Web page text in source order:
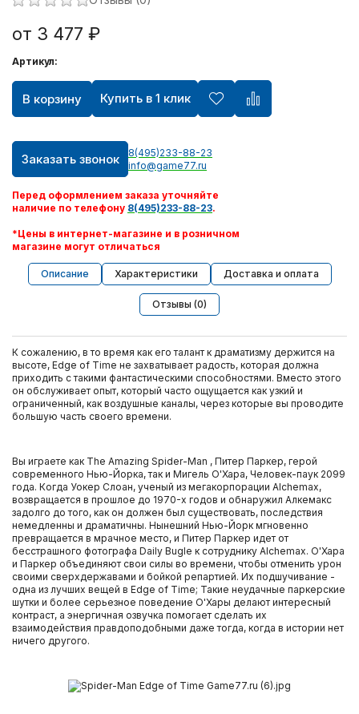
от 3 477 ₽
Артикул:
В корзину Купить в 1 клик
Заказать звонок
8(495)233-88-23
info@game77.ru
Перед оформлением заказа уточняйте
наличие по телефону 8(495)233-88-23.
*Цены в интернет-магазине и в розничном
магазине могут отличаться
Описание Характеристики Доставка и оплата
Отзывы (0)
К сожалению, в то время как его талант к драматизму держится на
высоте, Edge of Time не захватывает радость, которая должна
приходить с такими фантастическими способностями. Вместо этого
он обслуживает опыт, который часто ощущается как узкий и
ограниченный, как воздушные каналы, через которые вы проводите
большую часть своего времени.
Вы играете как The Amazing Spider-Man , Питер Паркер, герой
современного Нью-Йорка, так и Мигель О'Хара, Человек-паук 2099
года. Когда Уокер Слоан, ученый из мегакорпорации Alchemax,
возвращается в прошлое до 1970-х годов и обнаружил Алкемакс
задолго до того, как он должен был существовать, последствия
немедленны и драматичны. Нынешний Нью-Йорк мгновенно
превращается в мрачное место, и Питер Паркер идет от
бесстрашного фотографа Daily Bugle к сотруднику Alchemax. О'Хара
и Паркер объединяют свои силы во времени, чтобы отменить урон
своими сверхдержавами и бойкой репартией. Их подшучивание -
одна из лучших вещей в Edge of Time; Такие неудачные паркерские
шутки и более серьезное поведение О'Хары делают интересный
контраст, а энергичная озвучка помогает сделать их
взаимодействия правдоподобными даже тогда, когда в истории нет
ничего другого.
Игрушки ручной работы
Шлем виртуальной реальности Oculus
Apple AirPods
PlayStation Portable
Xbox 360
Техника для дома
Внешние жесткие диски
Ретро приставки и игры
Телевизоры
Nintendo DS
Xbox One
PlayStation 3
PlayStation Vita